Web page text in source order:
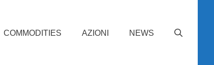
COMMODITIES AZIONI NEWS